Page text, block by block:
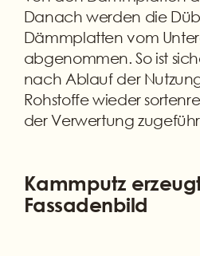
Danach werden die
Dämmplatten vom
abgenommen. So ist
nach Ablauf der
Rohstoffe wieder
der Verwertung
Kammputz
Fassadenbild